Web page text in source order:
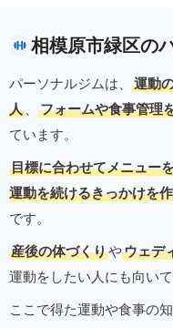
相模原市緑区の
パーソナルジムは、
運動
人 、 フォームや食事管理
ています。
目標に合わせてメニュー
運動を続けるきっかけを
です。
産後の体づくりやウェデ
運動をしたい人にも向いて
ここで得た運動や食事の